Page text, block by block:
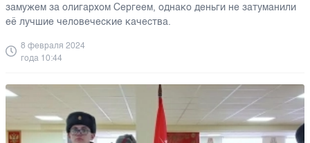
замужем за олигархом Сергеем, однако деньги не затуманили
её лучшие человеческие качества.
8 февраля 2024
года 10:44